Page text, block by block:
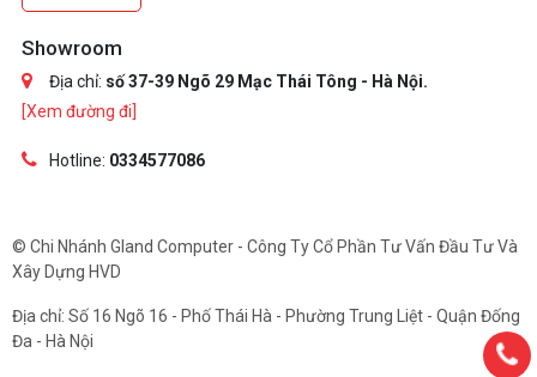
Showroom
Địa chỉ: số 37-39 Ngõ 29 Mạc Thái Tông - Hà Nội.
[Xem đường đi]
Hotline: 0334577086
© Chi Nhánh Gland Computer - Công Ty Cổ Phần Tư Vấn Đầu Tư Và
Xây Dựng HVD
Địa chỉ: Số 16 Ngõ 16 - Phố Thái Hà - Phường Trung Liệt - Quận Đống
Đa - Hà Nội